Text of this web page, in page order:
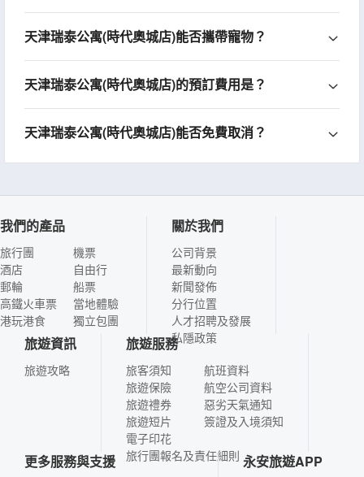
天津瑞泰公寓(時代奧城店)能否攜帶寵物？
天津瑞泰公寓(時代奧城店)的預訂費用是？
天津瑞泰公寓(時代奧城店)能否免費取消？
我們的產品
旅行團
酒店
郵輪
高鐵火車票
港玩港食
機票
自由行
船票
當地體驗
獨立包團
關於我們
公司背景
最新動向
新聞發佈
分行位置
人才招聘及發展
私隱政策
旅遊資訊
旅遊攻略
旅遊服務
旅客須知
旅遊保險
旅遊禮券
旅遊短片
電子印花
航班資料
航空公司資料
惡劣天氣通知
簽證及入境須知
旅行團報名及責任細則
更多服務與支援 永安旅遊APP